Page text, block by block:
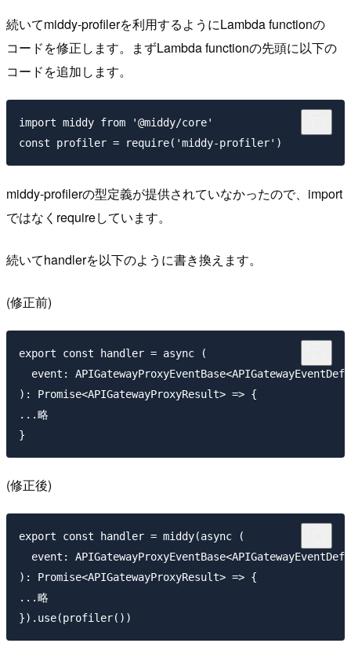
続いてmiddy-profilerを利用するようにLambda functionの
コードを修正します。まずLambda functionの先頭に以下の
コードを追加します。
import middy from '@middy/core'
middy-profilerの型定義が提供されていなかったので、import
ではなくrequireしています。
続いてhandlerを以下のように書き換えます。
(修正前)
export const handler = async (
event:
): Promise<APIGatewayProxyResult> => {
...略
(修正後)
export const handler = middy(async (
event:
): Promise<APIGatewayProxyResult> => {
...略